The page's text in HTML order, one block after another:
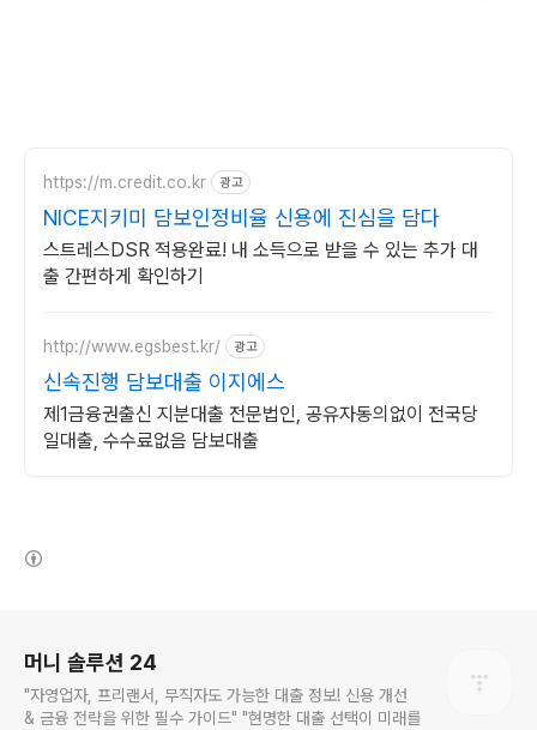
https://m.credit.co.kr 광고
NICE지키미 담보인정비율 신용에 진심을 담다
스트레스DSR 적용완료! 내 소득으로 받을 수 있는 추가 대
출 간편하게 확인하기
http://www.egsbest.kr/ 광고
신속진행 담보대출 이지에스
제1금융권출신 지분대출 전문법인, 공유자동의없이 전국당
일대출, 수수료없음 담보대출
머니 솔루션 24
"자영업자, 프리랜서, 무직자도 가능한 대출 정보! 신용 개선
& 금융 전략을 위한 필수 가이드" "현명한 대출 선택이 미래를